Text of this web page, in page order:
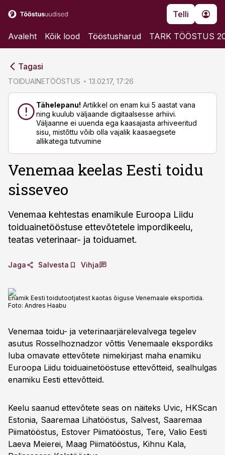
Telli
Avaleht Kõik lood Tööstusharud TARK TÖÖSTUS
Tagasi
TOIDUAINETÖÖSTUS 13.02.17, 17:26
Tähelepanu! Artikkel on enam kui 5 aastat vana
ning kuulub väljaande digitaalsesse arhiivi.
Väljaanne ei uuenda ega kaasajasta arhiveeritud
sisu, mistõttu võib olla vajalik kaasaegsete
allikatega tutvumine
Venemaa keelas Eesti toidu
sisseveo
Venemaa kehtestas enamikule Euroopa Liidu
toiduainetööstuse ettevõtetele impordikeelu,
teatas veterinaar- ja toiduamet.
Jaga Salvesta Vihja
Enamik Eesti toidutootjatest kaotas õiguse Venemaale eksportida.
Foto: Andres Haabu
Venemaa toidu- ja veterinaarjärelevalvega tegelev
asutus Rosselhoznadzor võttis Venemaale ekspordiks
luba omavate ettevõtete nimekirjast maha enamiku
Euroopa Liidu toiduainetööstuse ettevõtteid, sealhulgas
enamiku Eesti ettevõtteid.
Keelu saanud ettevõtete seas on näiteks Uvic, HKScan
Estonia, Saaremaa Lihatööstus, Salvest, Saaremaa
Piimatööstus, Estover Piimatööstus, Tere, Valio Eesti
Laeva Meierei, Maag Piimatööstus, Kihnu Kala,